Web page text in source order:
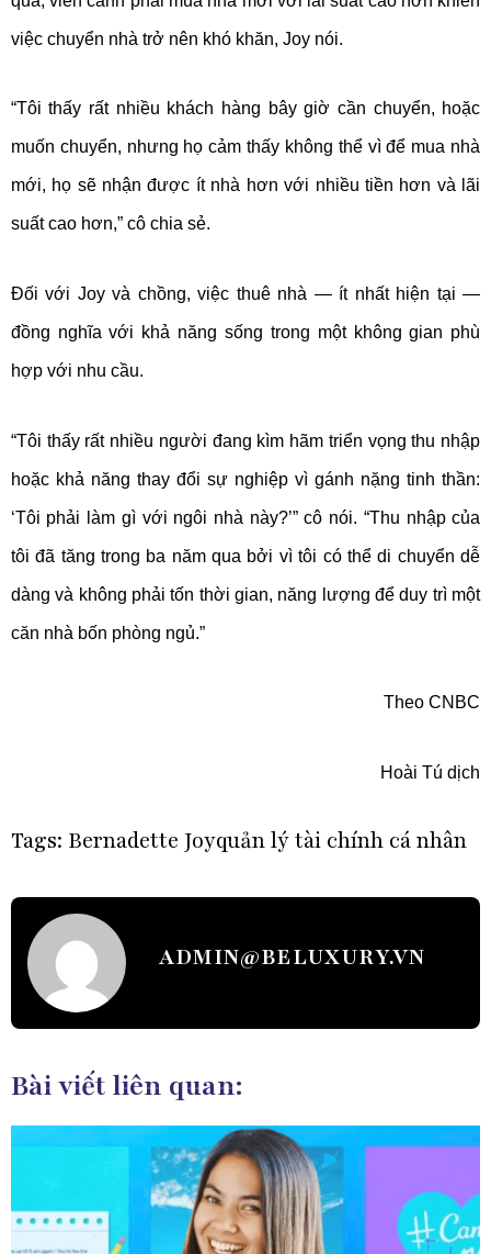
việc chuyển nhà trở nên khó khăn, Joy nói.
“Tôi thấy rất nhiều khách hàng bây giờ cần chuyển, hoặc
muốn chuyển, nhưng họ cảm thấy không thể vì để mua nhà
mới, họ sẽ nhận được ít nhà hơn với nhiều tiền hơn và lãi
suất cao hơn,” cô chia sẻ.
Đối với Joy và chồng, việc thuê nhà — ít nhất hiện tại —
đồng nghĩa với khả năng sống trong một không gian phù
hợp với nhu cầu.
“Tôi thấy rất nhiều người đang kìm hãm triển vọng thu nhập
hoặc khả năng thay đổi sự nghiệp vì gánh nặng tinh thần:
‘Tôi phải làm gì với ngôi nhà này?’” cô nói. “Thu nhập của
tôi đã tăng trong ba năm qua bởi vì tôi có thể di chuyển dễ
dàng và không phải tốn thời gian, năng lượng để duy trì một
căn nhà bốn phòng ngủ.”
Theo CNBC
Hoài Tú dịch
Tags: Bernadette Joyquản lý tài chính cá nhân
ADMIN@BELUXURY.VN
Bài viết liên quan: